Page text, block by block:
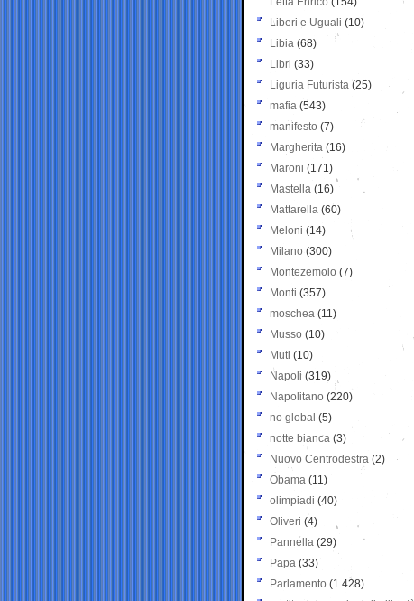
Liberi e Uguali (10)
Libia (68)
Libri (33)
Liguria Futurista (25)
mafia (543)
manifesto (7)
Margherita (16)
Maroni (171)
Mastella (16)
Mattarella (60)
Meloni (14)
Milano (300)
Montezemolo (7)
Monti (357)
moschea (11)
Musso (10)
Muti (10)
Napoli (319)
Napolitano (220)
no global (5)
notte bianca (3)
Nuovo Centrodestra (2)
Obama (11)
olimpiadi (40)
Oliveri (4)
Pannella (29)
Papa (33)
Parlamento (1.428)